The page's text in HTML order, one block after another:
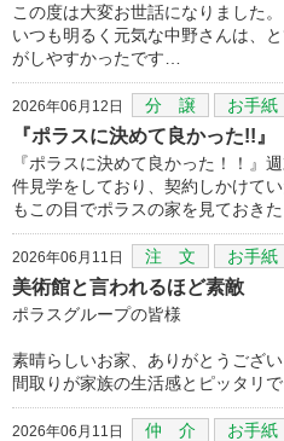
この度は大変お世話になりました。
いつも明るく元気な中野さんは、
がしやすかったです…
2026年06月12日 分 譲 お手紙
『ポラスに決めて良かった!!』
『ポラスに決めて良かった！！』
件見学をしており、契約しかけて
もこの目でポラスの家を見ておき
2026年06月11日 注 文 お手紙
美術館と言われるほど素敵
ポラスグループの皆様
素晴らしいお家、ありがとうござい
間取りが家族の生活感とピッタリ
2026年06月11日 仲 介 お手紙